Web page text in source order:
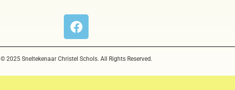
© 2025 Sneltekenaar Christel Schols. All Rights Reserved.